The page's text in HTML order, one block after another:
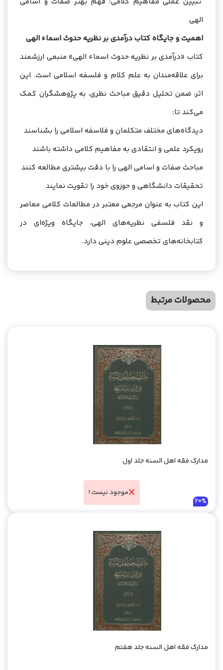
الهی
اهمیت و جایگاه کتاب درآمدی بر نظریه حدوث اسماء الهی
کتاب «درآمدی بر نظریه حدوث اسماء الهی» منبعی ارزشمند
برای علاقه‌مندان به علم کلام و فلسفه اسلامی است. این
اثر، ضمن تحلیل دقیق مباحث نظری، به پژوهشگران کمک
می‌کند تا:
دیدگاه‌های مختلف متکلمان و فلاسفه اسلامی را بشناسند
رویکرد علمی و انتقادی به مفاهیم کلامی داشته باشند
مباحث صفات و اسامی الهی را با دقت بیشتری مطالعه کنند
تحقیقات دانشگاهی و حوزوی خود را تقویت نمایند
این کتاب به عنوان مرجعی معتبر در مطالعات کلامی معاصر
و نقد فلسفی نظریه‌های الهی، جایگاه ویژه‌ای در
کتابخانه‌های تخصصی علوم دینی دارد.
محصولات مرتبط
20%
مدارک فقه اهل السنه جلد اول
موجود نیست !
مدارک فقه اهل السنه جلد هفتم